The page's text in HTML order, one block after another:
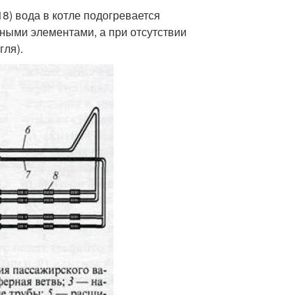
вода в котле подогревается
элементами, а при отсутствии